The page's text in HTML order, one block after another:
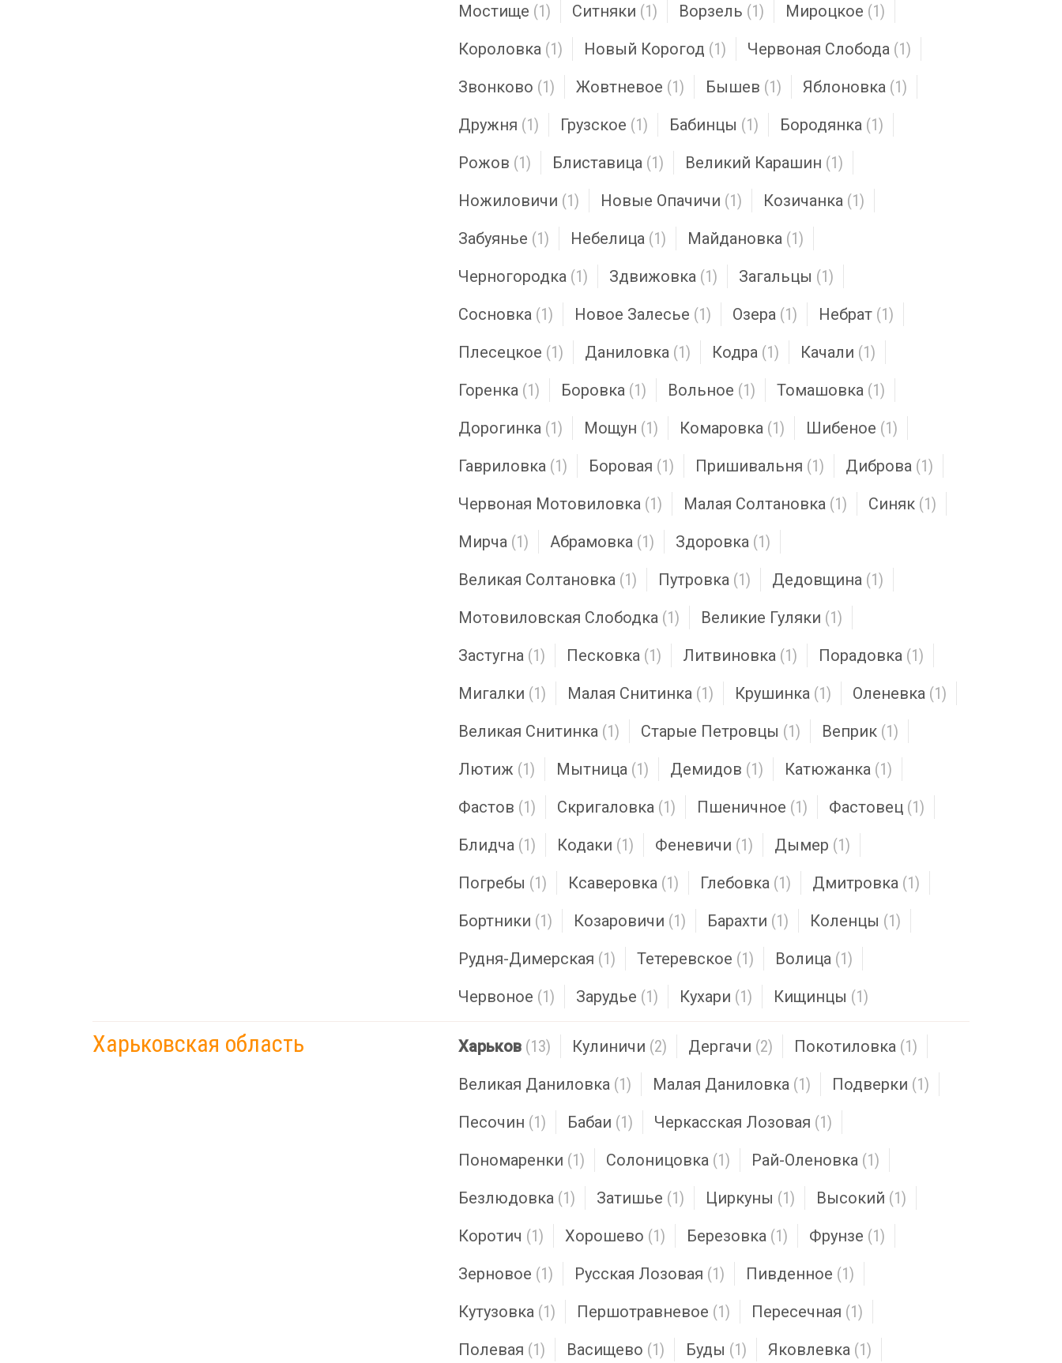
Мостище (1) Ситняки (1) Ворзель (1) Мироцкое (1)
Короловка (1) Новый Корогод (1) Червоная Слобода (1)
Звонково (1) Жовтневое (1) Бышев (1) Яблоновка (1)
Дружня (1) Грузское (1) Бабинцы (1) Бородянка (1)
Рожов (1) Блиставица (1) Великий Карашин (1)
Ножиловичи (1) Новые Опачичи (1) Козичанка (1)
Забуянье (1) Небелица (1) Майдановка (1)
Черногородка (1) Здвижовка (1) Загальцы (1)
Сосновка (1) Новое Залесье (1) Озера (1) Небрат (1)
Плесецкое (1) Даниловка (1) Кодра (1) Качали (1)
Горенка (1) Боровка (1) Вольное (1) Томашовка (1)
Дорогинка (1) Мощун (1) Комаровка (1) Шибеное (1)
Гавриловка (1) Боровая (1) Пришивальня (1) Диброва (1)
Червоная Мотовиловка (1) Малая Солтановка (1) Синяк (1)
Мирча (1) Абрамовка (1) Здоровка (1)
Великая Солтановка (1) Путровка (1) Дедовщина (1)
Мотовиловская Слободка (1) Великие Гуляки (1)
Застугна (1) Песковка (1) Литвиновка (1) Порадовка (1)
Мигалки (1) Малая Снитинка (1) Крушинка (1) Оленевка (1)
Великая Снитинка (1) Старые Петровцы (1) Веприк (1)
Лютиж (1) Мытница (1) Демидов (1) Катюжанка (1)
Фастов (1) Скригаловка (1) Пшеничное (1) Фастовец (1)
Блидча (1) Кодаки (1) Феневичи (1) Дымер (1)
Погребы (1) Ксаверовка (1) Глебовка (1) Дмитровка (1)
Бортники (1) Козаровичи (1) Барахти (1) Коленцы (1)
Рудня-Димерская (1) Тетеревское (1) Волица (1)
Червоное (1) Зарудье (1) Кухари (1) Кищинцы (1)
Харьковская область Харьков (13) Кулиничи (2) Дергачи (2) Покотиловка (1)
Великая Даниловка (1) Малая Даниловка (1) Подверки (1)
Песочин (1) Бабаи (1) Черкасская Лозовая (1)
Пономаренки (1) Солоницовка (1) Рай-Оленовка (1)
Безлюдовка (1) Затишье (1) Циркуны (1) Высокий (1)
Коротич (1) Хорошево (1) Березовка (1) Фрунзе (1)
Зерновое (1) Русская Лозовая (1) Пивденное (1)
Кутузовка (1) Першотравневое (1) Пересечная (1)
Полевая (1) Васищево (1) Буды (1) Яковлевка (1)